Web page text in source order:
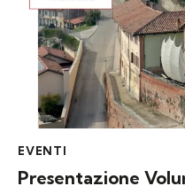
EVENTI
Presentazione